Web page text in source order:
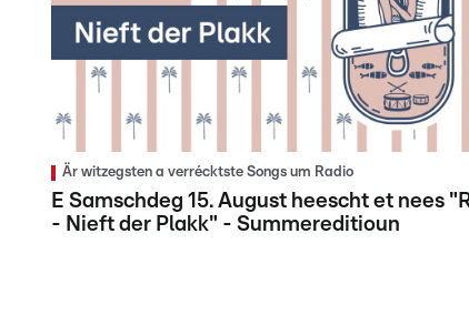
Är witzegsten a verrécktste Songs um Radio
E Samschdeg 15. August heescht et nees
- Nieft der Plakk" - Summereditioun